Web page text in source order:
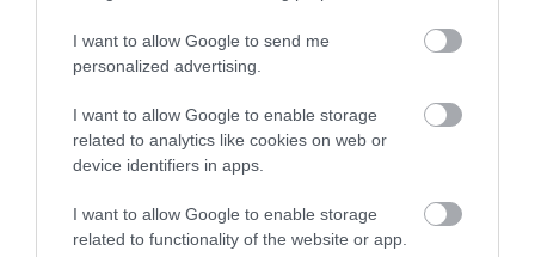
I want to allow Google to send me
personalized advertising.
I want to allow Google to enable storage
related to analytics like cookies on web or
device identifiers in apps.
I want to allow Google to enable storage
related to functionality of the website or app.
TANULJ NÉMETÜL OTTHONRÓL: A
DIGITÁLIS TANULÁS ELŐNYEI
LEÁLLÍTOTT SZOLGÁLTATÁSOK AZ EGRI...
2026. augusztus 07|Eger ügye